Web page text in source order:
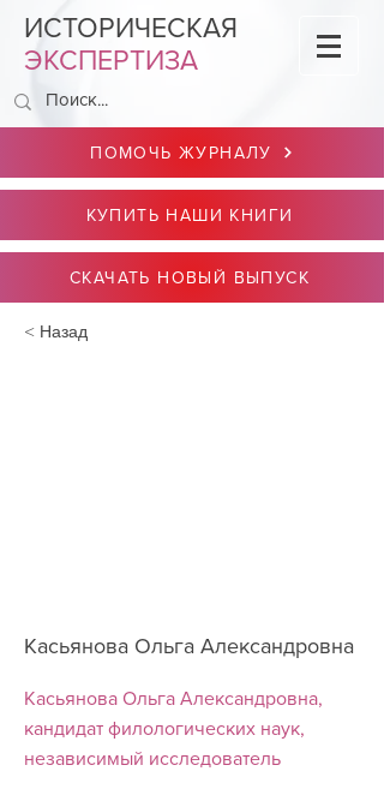
ИСТОРИЧЕСКАЯ
ЭКСПЕРТИЗА
ПОМОЧЬ ЖУРНАЛУ
КУПИТЬ НАШИ КНИГИ
СКАЧАТЬ НОВЫЙ ВЫПУСК
< Назад
Касьянова Ольга Александровна
Касьянова Ольга Александровна,
кандидат филологических наук,
независимый исследователь